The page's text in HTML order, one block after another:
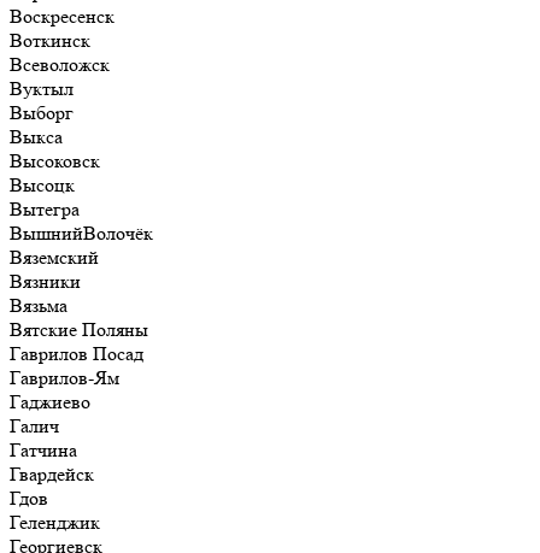
Воскресенск
Воткинск
Всеволожск
Вуктыл
Выборг
Выкса
Высоковск
Высоцк
Вытегра
ВышнийВолочёк
Вяземский
Вязники
Вязьма
Вятские Поляны
Гаврилов Посад
Гаврилов-Ям
Гаджиево
Галич
Гатчина
Гвардейск
Гдов
Геленджик
Георгиевск